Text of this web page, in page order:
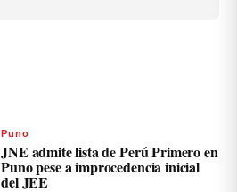
Puno
JNE admite lista de Perú Primero en
Puno pese a improcedencia inicial
del JEE